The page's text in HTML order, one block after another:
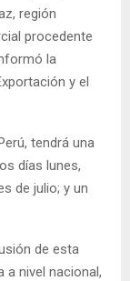
región
procedente
la
y el
tendrá una
días lunes,
de julio; y un
de esta
a nivel nacional,